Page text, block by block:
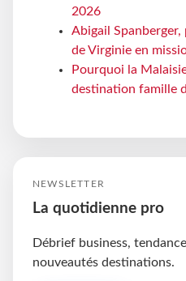
2026
Abigail
de Virginie en
Pourquoi la
destination famille
NEWSLETTER
La quotidienne pro
Débrief business,
nouveautés destinations.